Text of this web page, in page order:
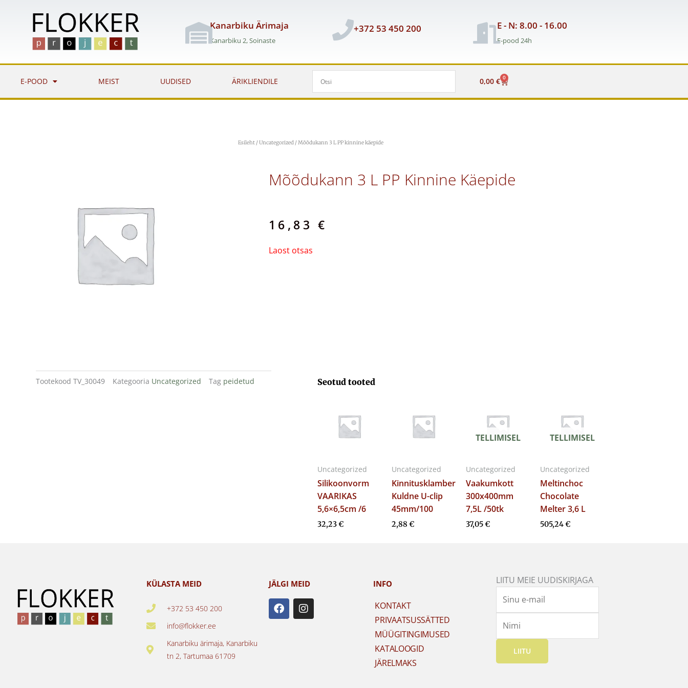
Kanarbiku Ärimaja
Kanarbiku 2, Soinaste
+372 53 450 200 E - N: 8.00 - 16.00
E-pood 24h
E-POOD MEIST UUDISED ÄRIKLIENDILE 0,00 € 0
Cart
Esileht/Uncategorized/ Mõõdukann 3 L PP kinnine käepide
Mõõdukann 3 L PP Kinnine Käepide
16,83€
Laost otsas
Tootekood TV_30049 Kategooria Uncategorized Tag peidetud Seotud tooted
Uncategorized
Silikoonvorm
VAARIKAS
5,6×6,5cm /6
32,23€
Uncategorized
Kinnitusklamber
Kuldne U-clip
45mm/100
2,88 €
TELLIMISEL
Uncategorized
Vaakumkott
300x400mm
7,5L /50tk
37,05€
TELLIMISEL
Uncategorized
Meltinchoc
Chocolate
Melter 3,6 L
505,24€
KÜLASTA MEID
+372 53 450 200
info@flokker.ee
Kanarbiku ärimaja, Kanarbiku
tn 2, Tartumaa 61709
JÄLGI MEID
F
a
c
I
n
s
INFO
KONTAKT
PRIVAATSUSSÄTTED
MÜÜGITINGIMUSED
KATALOOGID
JÄRELMAKS
LIITU MEIE UUDISKIRJAGA
LIITU